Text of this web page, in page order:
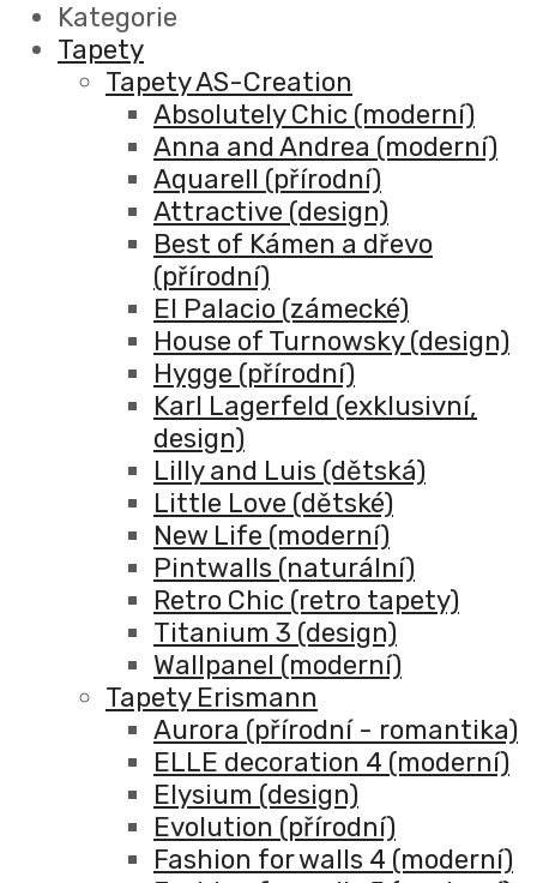
Kategorie
Tapety
Tapety AS-Creation
Absolutely Chic (moderní)
Anna and Andrea (moderní)
Aquarell (přírodní)
Attractive (design)
Best of Kámen a dřevo
(přírodní)
El Palacio (zámecké)
House of Turnowsky (design)
Hygge (přírodní)
Karl Lagerfeld (exklusivní,
design)
Lilly and Luis (dětská)
Little Love (dětské)
New Life (moderní)
Pintwalls (naturální)
Retro Chic (retro tapety)
Titanium 3 (design)
Wallpanel (moderní)
Tapety Erismann
Aurora (přírodní - romantika)
ELLE decoration 4 (moderní)
Elysium (design)
Evolution (přírodní)
Fashion for walls 4 (moderní)